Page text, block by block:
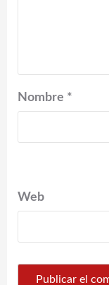
Nombre *
Web